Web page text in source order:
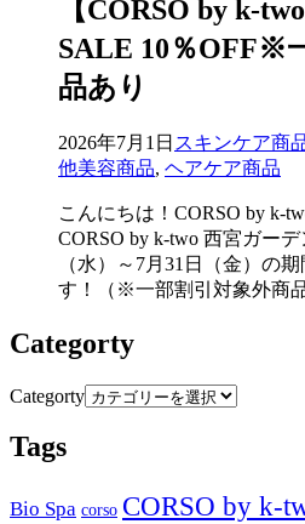
【CORSO by k-
SALE 10％OFF※
品あり
2026年7月1日 スキンケア商
他美容商品, ヘアケア商品
こんにちは！CORSO by k-
CORSO by k-two 西宮ガー
（水）～7月31日（金）の
す！（※一部割引対象外商
Categorty
Categorty
Tags
Bio Spa corso CORSO by k-